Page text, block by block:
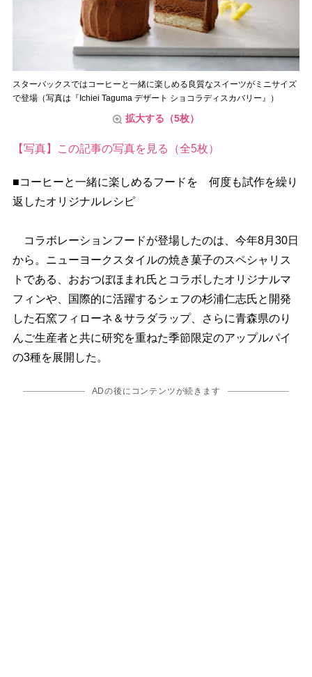
スターバックスではコーヒーと一緒に楽しめる良質なスイーツがミニサイズ
で登場（写真は『Ichiei Taguma デザート ショコラディスカバリー』）
拡大する（5枚）
【写真】この記事の写真を見る（全5枚）
■コーヒーと一緒に楽しめるフードを 何度も試作を繰り
返したオリジナルレシピ
コラボレーションフードが登場したのは、今年8月30日
から。ニューヨークスタイルの焼き菓子のスペシャリス
トである、おおつぼほまれ氏とコラボしたオリジナルマ
フィンや、国際的に活躍するシェフの杉浦仁志氏と開発
した石窯フィローネ＆サラダラップ、さらに青森県のり
んご生産者と共に研究を重ねた季節限定のアップルパイ
の3種を展開した。
ADの後にコンテンツが続きます